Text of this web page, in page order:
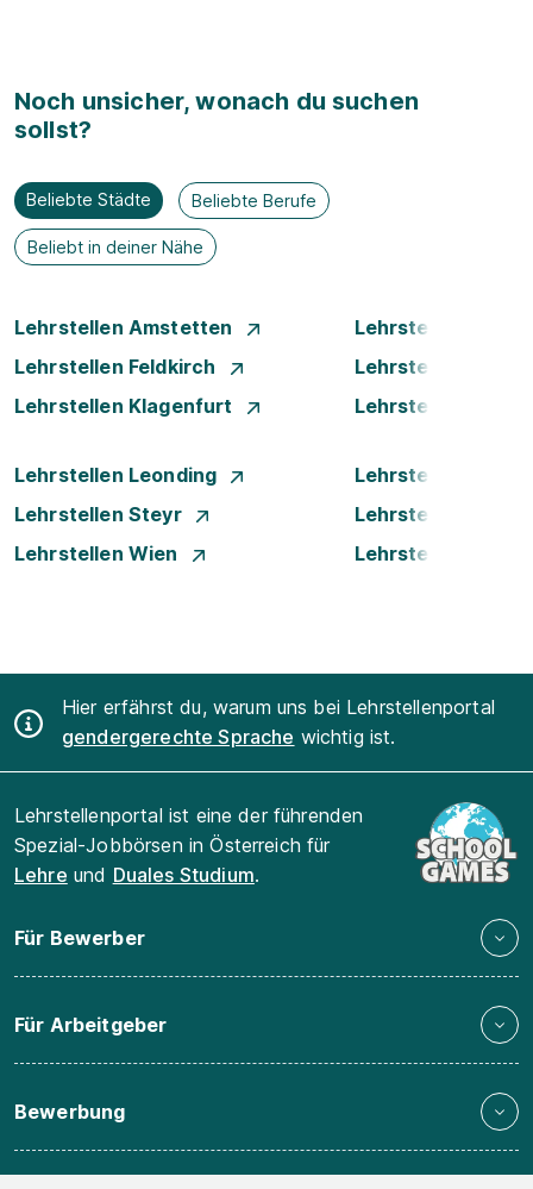
Noch unsicher, wonach du suchen
sollst?
Beliebte Städte Beliebte Berufe
Beliebt in deiner Nähe
Lehrstellen Amstetten
Lehrstellen
Lehrstellen Feldkirch
Lehrstellen Graz
Lehrstellen Klagenfurt
Lehrstellen
Lehrstellen Leonding
Lehrstellen Linz
Lehrstellen Steyr
Lehrstellen Traun
Lehrstellen Wien
Lehrstellen
Hier erfährst du, warum uns bei Lehrstellenportal
gendergerechte Sprache wichtig ist.
Lehrstellenportal ist eine der führenden
Spezial-Jobbörsen in Österreich für
Lehre und Duales Studium.
Für Bewerber
Für Arbeitgeber
Bewerbung